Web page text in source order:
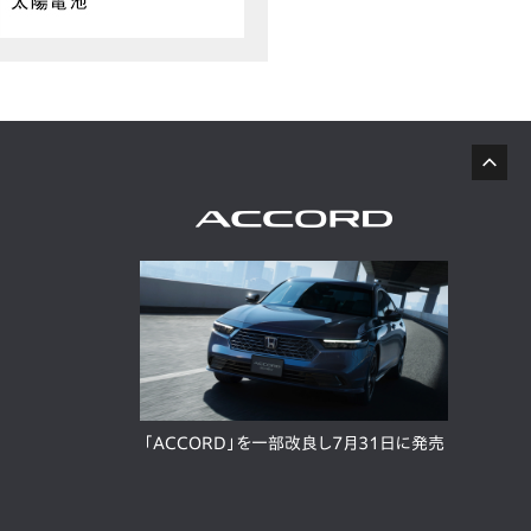
「ACCORD」を一部改良し7月31日に発売